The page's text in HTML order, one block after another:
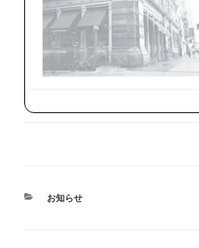
カ
お知らせ